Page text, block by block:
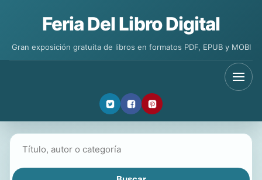
Feria Del Libro Digital
Gran exposición gratuita de libros en formatos PDF, EPUB y MOBI